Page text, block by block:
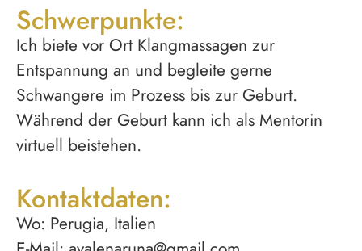
Schwerpunkte:
Ich biete vor Ort Klangmassagen zur
Entspannung an und begleite gerne
Schwangere im Prozess bis zur Geburt.
Während der Geburt kann ich als Mentorin
virtuell beistehen.
Kontaktdaten:
Wo: Perugia, Italien